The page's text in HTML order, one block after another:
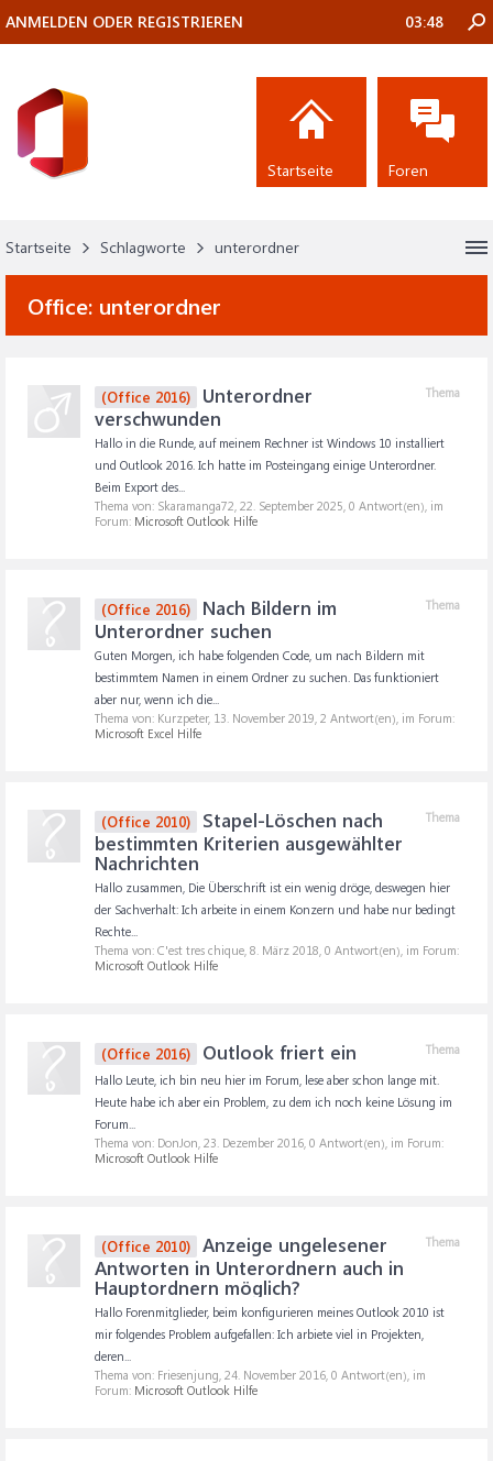
Startseite Schlagworte unterordner
Office: unterordner
Thema
(Office 2016)
Unterordner
verschwunden
Hallo in die Runde, auf meinem Rechner ist Windows 10 installiert
und Outlook 2016. Ich hatte im Posteingang einige Unterordner.
Beim Export des...
Thema von: Skaramanga72, 22. September 2025, 0 Antwort(en), im
Forum: Microsoft Outlook Hilfe
Thema
(Office 2016)
Nach Bildern im
Unterordner suchen
Guten Morgen, ich habe folgenden Code, um nach Bildern mit
bestimmtem Namen in einem Ordner zu suchen. Das funktioniert
aber nur, wenn ich die...
Thema von: Kurzpeter, 13. November 2019, 2 Antwort(en), im Forum:
Microsoft Excel Hilfe
Thema
(Office 2010)
Stapel-Löschen nach
bestimmten Kriterien ausgewählter
Nachrichten
Hallo zusammen, Die Überschrift ist ein wenig dröge, deswegen hier
der Sachverhalt: Ich arbeite in einem Konzern und habe nur bedingt
Rechte...
Thema von: C'est tres chique, 8. März 2018, 0 Antwort(en), im Forum:
Microsoft Outlook Hilfe
Thema
(Office 2016) Outlook friert ein
Hallo Leute, ich bin neu hier im Forum, lese aber schon lange mit.
Heute habe ich aber ein Problem, zu dem ich noch keine Lösung im
Forum...
Thema von: DonJon, 23. Dezember 2016, 0 Antwort(en), im Forum:
Microsoft Outlook Hilfe
Thema
(Office 2010)
Anzeige ungelesener
Antworten in Unterordnern auch in
Hauptordnern möglich?
Hallo Forenmitglieder, beim konfigurieren meines Outlook 2010 ist
mir folgendes Problem aufgefallen: Ich arbiete viel in Projekten,
deren...
Thema von: Friesenjung, 24. November 2016, 0 Antwort(en), im
Forum: Microsoft Outlook Hilfe
ANMELDEN ODER REGISTRIEREN 03:48
Startseite Foren